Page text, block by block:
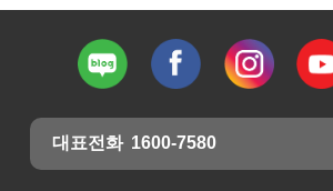
대표전화 1600-7580